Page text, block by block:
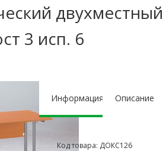
двухместный
3 исп. 6
Информация Описание
Код товара: ДОКС126